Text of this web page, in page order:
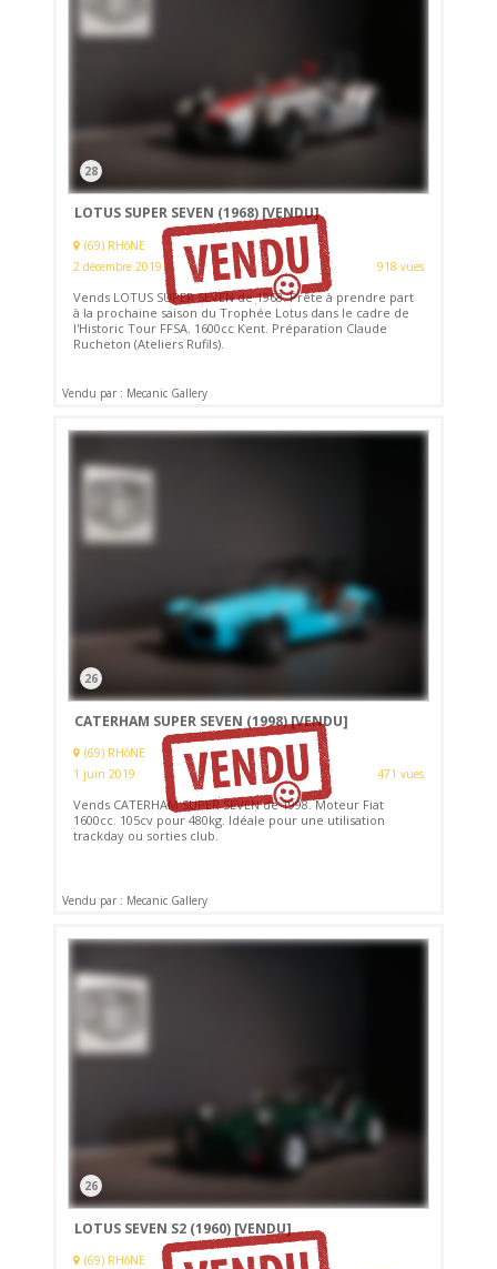
28
LOTUS SUPER SEVEN (1968)[VENDU]
(69) RHôNE
2 décembre 2019
918 vues
Vends LOTUS SUPER SEVEN de 1968. Prête à prendre part
à la prochaine saison du Trophée Lotus dans le cadre de
l'Historic Tour FFSA. 1600cc Kent. Préparation Claude
Rucheton (Ateliers Rufils).
Vendu par : Mecanic Gallery
26
CATERHAM SUPER SEVEN (1998)[VENDU]
(69) RHôNE
1 juin 2019
471 vues
Vends CATERHAM SUPER SEVEN de 1998. Moteur Fiat
1600cc. 105cv pour 480kg. Idéale pour une utilisation
trackday ou sorties club.
Vendu par : Mecanic Gallery
26
LOTUS SEVEN S2 (1960) [VENDU]
(69) RHôNE